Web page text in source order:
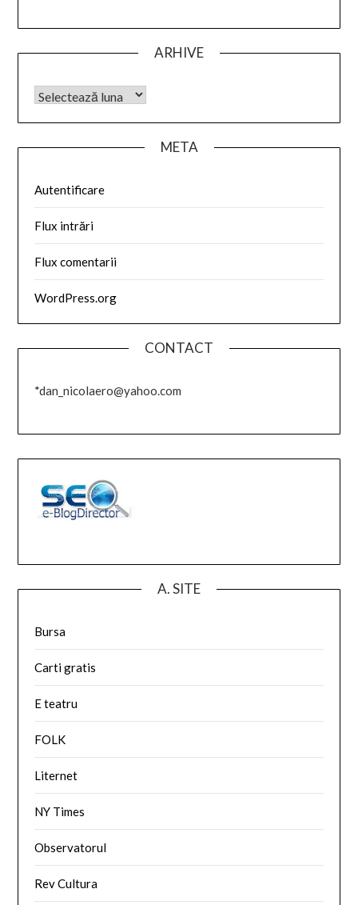
ARHIVE
META
Autentificare
Flux intrări
Flux comentarii
WordPress.org
CONTACT
*dan_nicolaero@yahoo.com
A. SITE
Bursa
Carti gratis
E teatru
FOLK
Liternet
NY Times
Observatorul
Rev Cultura